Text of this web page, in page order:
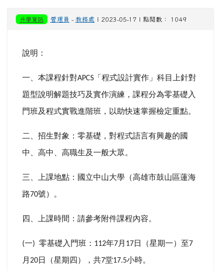
升學資訊 管理員 - 教務處 | 2023-05-17 | 點閱數： 1049
說明：
一、本課程針對APCS 「程式設計實作」科目上針對
題型說明解題技巧及實作演練，課程分為零基礎入
門班及程式實戰進階班，以助快速掌握檢定重點。
二、招生對象：零基礎，對程式語言有興趣的國
中、高中、高職生及一般大眾。
三、上課地點：國立中山大學（高雄市鼓山區蓮海
路70號）。
四、上課時間：請參考附件課程內容。
(一) 零基礎入門班： 112年7月 17日（星期一）至7
月 20日（星期四），共7堂17.5小時。